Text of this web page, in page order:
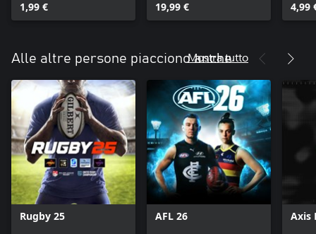
1,99 € 19,99 € 4,99
Alle altre persone piacciono anche
Mostra tutto
Rugby 25 AFL 26 Axis